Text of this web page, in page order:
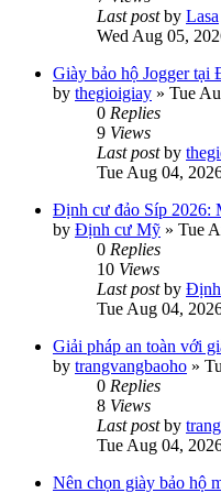
Last postby Lasa
Wed Aug 05,
Giày bảo hộ Jogger tại
by thegioigiay » Tue
0 Replies
9 Views
Last postby
Tue Aug 04,
Định cư đảo Síp 2026:
by Định cư Mỹ » Tue
0 Replies
10 Views
Last postby
Tue Aug 04,
Giải pháp an toàn với
by trangvangbaoho »
0 Replies
8 Views
Last postby
Tue Aug 04,
Nên chọn giày bảo hộ